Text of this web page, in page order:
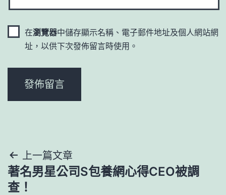
在瀏覽器中儲存顯示名稱、電子郵件地址及個人網站網
址，以供下次發佈留言時使用。
文
章
上一篇文章
著名男星公司S包養網心得CEO被調
查！